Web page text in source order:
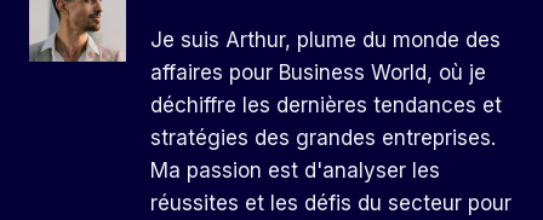
Je suis Arthur, plume du monde des
affaires pour Business World, où je
déchiffre les dernières tendances et
stratégies des grandes entreprises.
Ma passion est d'analyser les
réussites et les défis du secteur pour